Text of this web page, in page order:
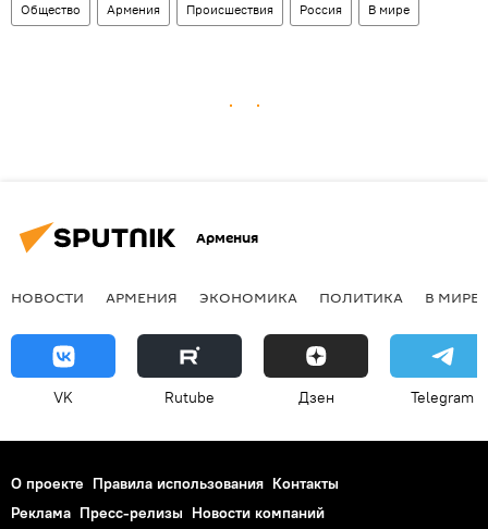
Общество Армения Происшествия Россия В мире
Армения
НОВОСТИ АРМЕНИЯ ЭКОНОМИКА ПОЛИТИКА В МИРЕ
VK Rutube Дзен Telegram
О проекте Правила использования Контакты
Реклама Пресс-релизы Новости компаний